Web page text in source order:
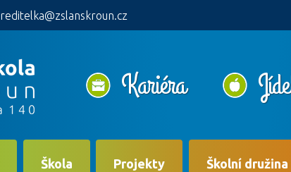
reditelka@zslanskroun.cz
Kariéra
Škola Projekty Školní družina